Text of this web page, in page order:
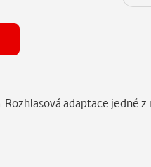
Rozhlasová adaptace jedné